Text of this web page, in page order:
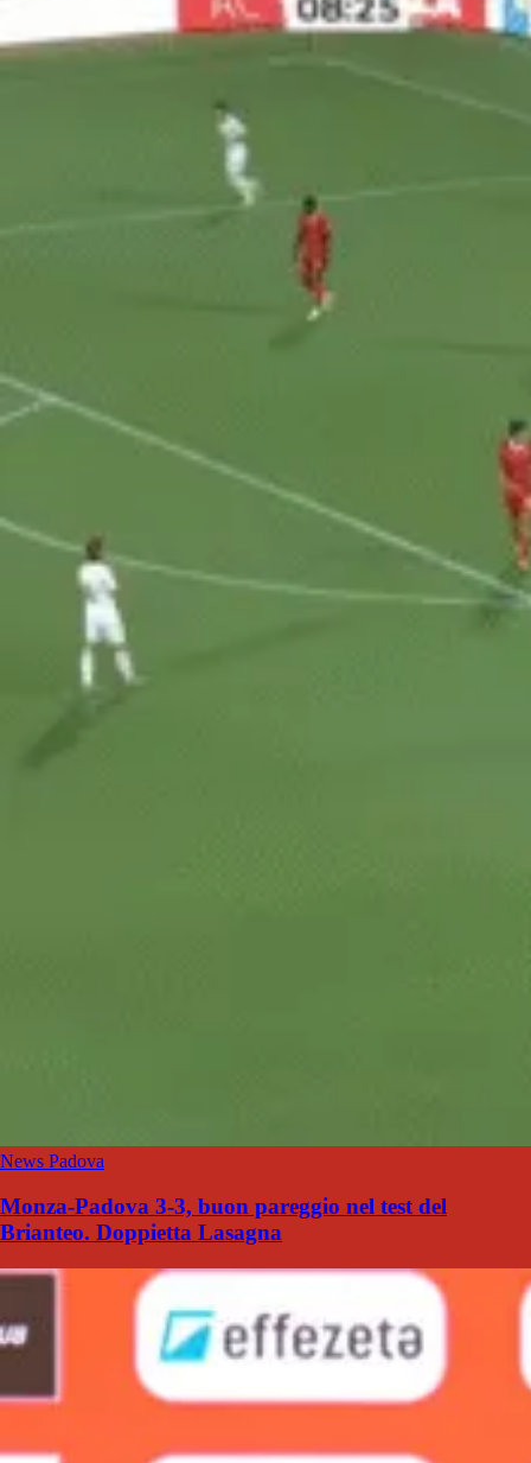
News Padova
Monza-Padova 3-3, buon pareggio nel test del
Brianteo. Doppietta Lasagna